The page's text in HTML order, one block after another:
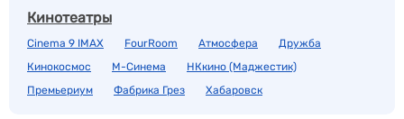
Кинотеатры
Cinema 9 IMAX FourRoom Атмосфера
Дружба
Кинокосмос
М-Синема
НКкино (Маджестик)
Премьериум
Фабрика Грез Хабаровск